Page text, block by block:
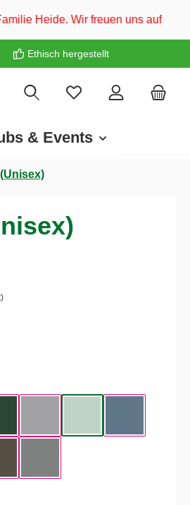
uns auf euch! ❤️
Ethisch hergestellt
& Events